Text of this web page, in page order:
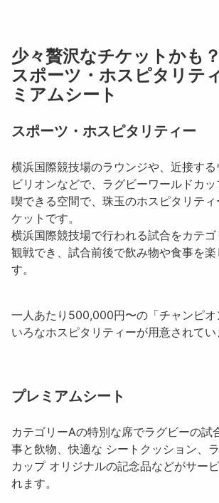
少々贅沢なチケットかも？
スポーツ・ホスピタリテ
ミアムシート
スポーツ・ホスピタリティー
横浜国際競技場のラウンジや、近接す
ビリオンなどで、ラグビーワールドカ
喫できる空間で、珠玉のホスピタリテ
ケットです。
横浜国際競技場で行われる試合をカテ
観戦でき、試合前後で飲み物や食事を楽
す。
一人あたり500,000円〜の「チャンピオ
いろなホスピタリティーが用意されてい
プレミアムシート
カテゴリーAの特別な席でラグビーの試
事と飲物、快適な シートクッション、
カップ オリジナルの記念品などがサー
れます。